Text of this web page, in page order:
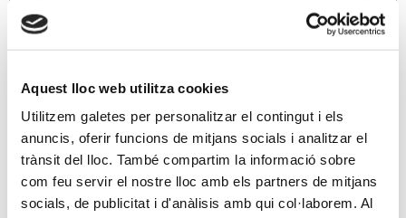
Aquest lloc web utilitza cookies
Utilitzem galetes per personalitzar el contingut i els
anuncis, oferir funcions de mitjans socials i analitzar el
trànsit del lloc. També compartim la informació sobre
com feu servir el nostre lloc amb els partners de mitjans
socials, de publicitat i d'anàlisis amb qui col·laborem. Al
Iniciar un nou any propicia la revisió de novetats.
Malgrat no haver aprovat la Llei de Pressupostos per
a 2019 farem una previsió de les mesures que s'hi
contenen; i en especial analitzarem les mesures
tributàries aprovades el mes de desembre, en el RD
Llei 27/2018, pel qual s'aproven mesures en matèria
tributària i cadastral, les principals mesures
tributàries en l’àmbit societari del RD Llei 27/2018,
així com les novetats més significatives en matèria